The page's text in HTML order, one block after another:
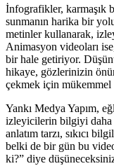
İnfografikler, karmaşık
sunmanın harika bir
metinler kullanarak,
Animasyon videoları
bir hale getiriyor.
hikaye, gözlerinizin
çekmek için
Yankı Medya Yapım,
izleyicilerin bilgiyi daha
anlatım tarzı, sıkıcı
belki de bir gün bu
ki?” diye